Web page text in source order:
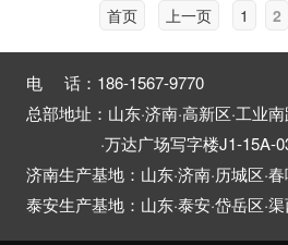
首页 上一页 1 2
电 话：186-1567-9770
总部地址：山东·济南·高新区·工业
·万达广场写字楼J1-15A-03
济南生产基地：山东·济南·历城区·
泰安生产基地：山东·泰安·岱岳区·